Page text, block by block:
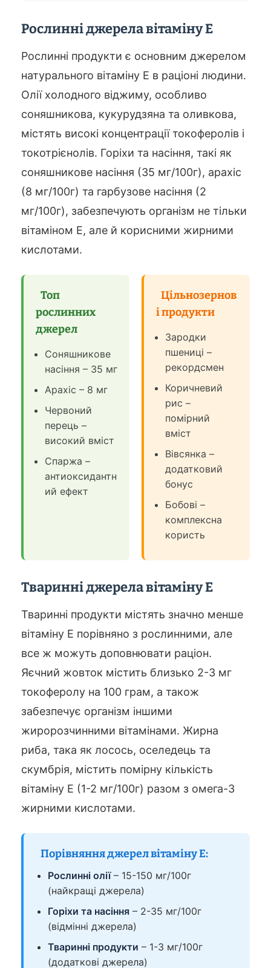
Рослинні джерела вітаміну Е
Рослинні продукти є основним джерелом
натурального вітаміну Е в раціоні людини.
Олії холодного віджиму, особливо
соняшникова, кукурудзяна та оливкова,
містять високі концентрації токоферолів і
токотрієнолів. Горіхи та насіння, такі як
соняшникове насіння (35 мг/100г), арахіс
(8 мг/100г) та гарбузове насіння (2
мг/100г), забезпечують організм не тільки
вітаміном Е, але й корисними жирними
кислотами.
Топ
рослинних
джерел
Соняшникове
насіння – 35 мг
Арахіс – 8 мг
Червоний
перець –
високий вміст
Спаржа –
антиоксидантн
ий ефект
Цільнозернов
і продукти
Зародки
пшениці –
рекордсмен
Коричневий
рис –
помірний
вміст
Вівсянка –
додатковий
бонус
Бобові –
комплексна
користь
Тваринні джерела вітаміну Е
Тваринні продукти містять значно менше
вітаміну Е порівняно з рослинними, але
все ж можуть доповнювати раціон.
Яєчний жовток містить близько 2-3 мг
токоферолу на 100 грам, а також
забезпечує організм іншими
жиророзчинними вітамінами. Жирна
риба, така як лосось, оселедець та
скумбрія, містить помірну кількість
вітаміну Е (1-2 мг/100г) разом з омега-3
жирними кислотами.
Порівняння джерел вітаміну Е:
Рослинні олії– 15-150 мг/100г
(найкращі джерела)
Горіхи та насіння – 2-35 мг/100г
(відмінні джерела)
Тваринні продукти – 1-3 мг/100г
(додаткові джерела)